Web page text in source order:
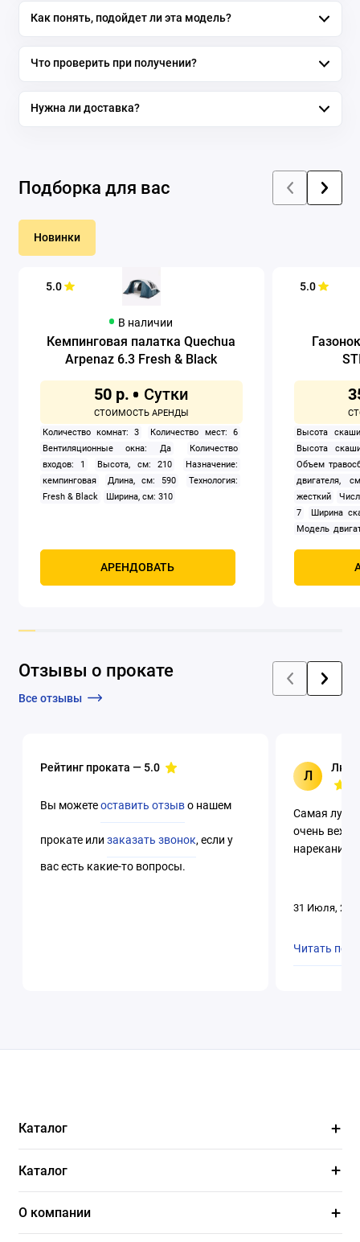
Как понять, подойдет ли эта модель?
Что проверить при получении?
Нужна ли доставка?
Подборка для вас
Новинки
5.0
В наличии
Кемпинговая палатка Quechua
Arpenaz 6.3 Fresh & Black
50 р.
Количество комнат: 3
Количество мест: 6
Вентиляционные окна: Да
Количество
входов: 1
Высота, см: 210
Назначение:
кемпинговая
Длина, см: 590
Технология:
Fresh & Black
Ширина, см: 310
АРЕНДОВАТЬ
5.0
Высота
Высота
Объем
двигателя,
жесткий
7
Ширина
Модель
Мощность,
Отзывы о прокате
Все отзывы
Рейтинг проката — 5.0
Вы можетеоставить отзыво нашем
прокате илизаказать звонок, если у
вас есть какие-то вопросы.
Л
Самая
очень
нареканий.
31 Июля,
Читать
Каталог
Каталог
О компании